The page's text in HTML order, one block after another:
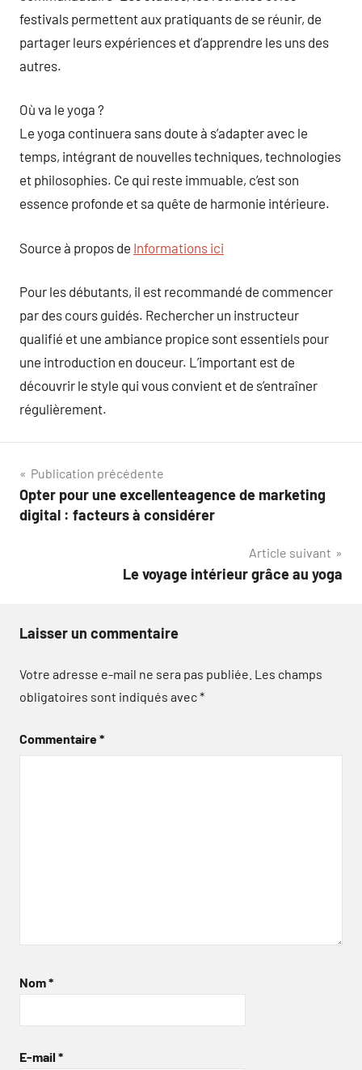
festivals permettent aux pratiquants de se réunir, de
partager leurs expériences et d’apprendre les uns des
autres.
Où va le yoga ?
Le yoga continuera sans doute à s’adapter avec le
temps, intégrant de nouvelles techniques, technologies
et philosophies. Ce qui reste immuable, c’est son
essence profonde et sa quête de harmonie intérieure.
Source à propos de Informations ici
Pour les débutants, il est recommandé de commencer
par des cours guidés. Rechercher un instructeur
qualifié et une ambiance propice sont essentiels pour
une introduction en douceur. L’important est de
découvrir le style qui vous convient et de s’entraîner
régulièrement.
Navigation
de
Publication précédente
Opter pour une excellenteagence de marketing
digital : facteurs à considérer
Article suivant
Le voyage intérieur grâce au yoga
Laisser un commentaire
Votre adresse e-mail ne sera pas publiée. Les champs
obligatoires sont indiqués avec*
Commentaire*
Nom*
E-mail *